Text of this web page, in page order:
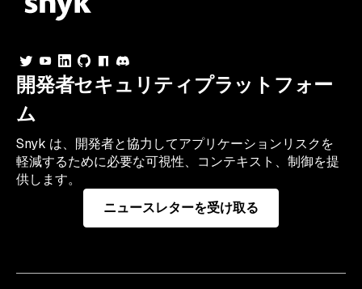
開発者セキュリティプラットフォー
ム
Snyk は、開発者と協力してアプリケーションリスクを
軽減するために必要な可視性、コンテキスト、制御を提
供します。
ニュースレターを受け取る